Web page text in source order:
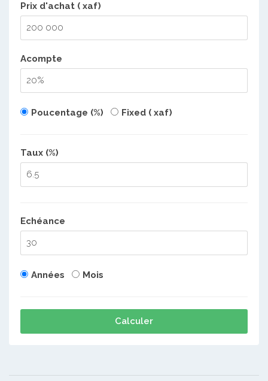
Prix d'achat ( xaf)
Acompte
Poucentage (%) Fixed ( xaf)
Taux (%)
Echéance
Années Mois
Calculer